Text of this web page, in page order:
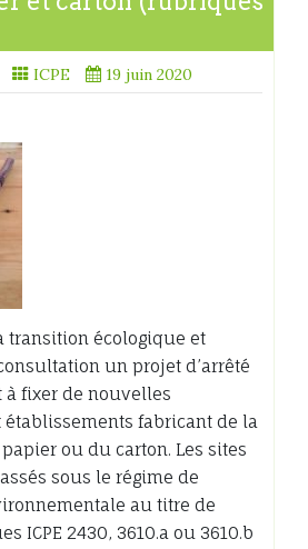
ICPE 19 juin 2020
transition écologique et
un projet d’arrêté
fixer de nouvelles
fabricant de la
ou du carton. Les sites
sous le régime de
au titre de
ICPE 2430, 3610.a ou 3610.b